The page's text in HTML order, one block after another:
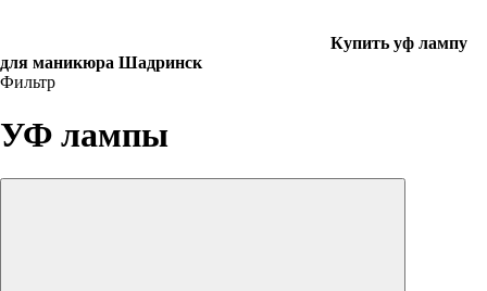
Купить уф лампу
для маникюра Шадринск
Фильтр
УФ лампы